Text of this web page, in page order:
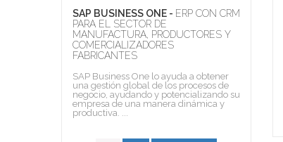
SAP BUSINESS ONE - ERP CON CRM
PARA EL SECTOR DE
MANUFACTURA, PRODUCTORES Y
COMERCIALIZADORES
FABRICANTES
SAP Business One lo ayuda a obtener
una gestión global de los procesos de
negocio, ayudando y potencializando su
empresa de una manera dinámica y
productiva. ...